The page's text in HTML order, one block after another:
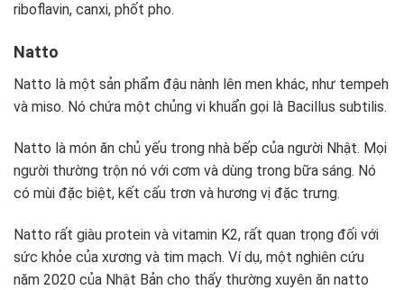
riboflavin, canxi, phốt pho.
Natto
Natto là một sản phẩm đậu nành lên men khác, như tempeh
và miso. Nó chứa một chủng vi khuẩn gọi là Bacillus subtilis.
Natto là món ăn chủ yếu trong nhà bếp của người Nhật. Mọi
người thường trộn nó với cơm và dùng trong bữa sáng. Nó
có mùi đặc biệt, kết cấu trơn và hương vị đặc trưng.
Natto rất giàu protein và vitamin K2, rất quan trọng đối với
sức khỏe của xương và tim mạch. Ví dụ, một nghiên cứu
năm 2020 của Nhật Bản cho thấy thường xuyên ăn natto